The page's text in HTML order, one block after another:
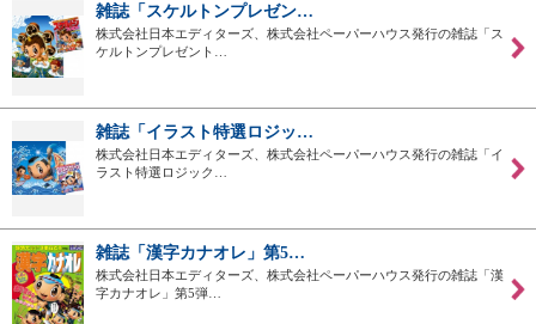
雑誌「スケルトンプレゼン…
株式会社日本エディターズ、株式会社ペーパーハウス発行の雑誌「ス
ケルトンプレゼント…
雑誌「イラスト特選ロジッ…
株式会社日本エディターズ、株式会社ペーパーハウス発行の雑誌「イ
ラスト特選ロジック…
雑誌「漢字カナオレ」第5…
株式会社日本エディターズ、株式会社ペーパーハウス発行の雑誌「漢
字カナオレ」第5弾…